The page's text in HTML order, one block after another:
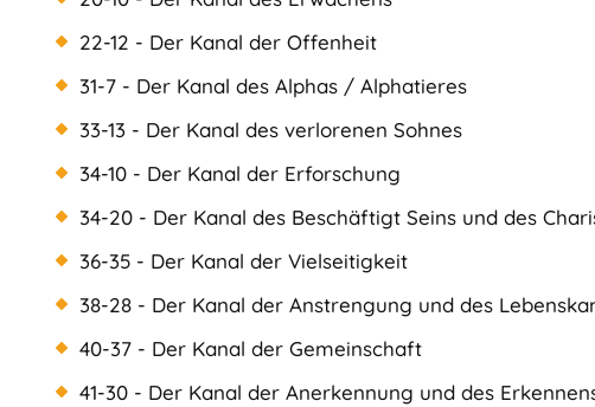
22-12 - Der Kanal der Offenheit
31-7 - Der Kanal des Alphas / Alphatieres
33-13 - Der Kanal des verlorenen Sohnes
34-10 - Der Kanal der Erforschung
34-20 - Der Kanal des Beschäftigt Seins und des
36-35 - Der Kanal der Vielseitigkeit
38-28 - Der Kanal der Anstrengung und des
40-37 - Der Kanal der Gemeinschaft
41-30 - Der Kanal der Anerkennung und des